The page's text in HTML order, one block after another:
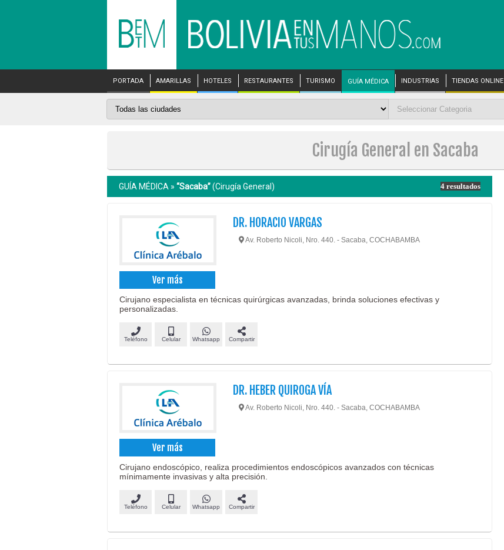
PORTADA AMARILLAS HOTELES RESTAURANTES TURISMO GUÍA MÉDICA INDUSTRIAS TIENDAS ONLINE
Cirugía General en Sacaba
GUÍA MÉDICA » “Sacaba”(Cirugía General) 4 resultados
Ver más
DR. HORACIO VARGAS
Av. Roberto Nicoli, Nro. 440. - Sacaba, COCHABAMBA
Cirujano especialista en técnicas quirúrgicas avanzadas, brinda soluciones efectivas y
personalizadas.
Teléfono Celular Whatsapp Compartir
Ver más
DR. HEBER QUIROGA VÍA
Av. Roberto Nicoli, Nro. 440. - Sacaba, COCHABAMBA
Cirujano endoscópico, realiza procedimientos endoscópicos avanzados con técnicas
mínimamente invasivas y alta precisión.
Teléfono Celular Whatsapp Compartir